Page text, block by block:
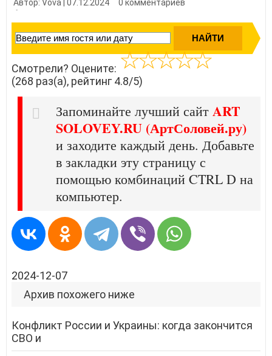
Автор: Vova | 07.12.2024
0 комментариев
Смотрели? Оцените:
(268 раз(а), рейтинг 4.8/5)
Запоминайте лучший сайт ART
SOLOVEY.RU (АртСоловей.ру)
и заходите каждый день. Добавьте
в закладки эту страницу с
помощью комбинаций CTRL D на
компьютер.
2024-12-07
Архив похожего ниже
Конфликт России и Украины: когда закончится
СВО и